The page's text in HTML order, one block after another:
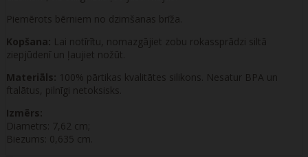
Piemērots bērniem no dzimšanas brīža.
Kopšana: Lai notīrītu, nomazgājiet zobu rokassprādzi siltā
ziepjūdenī un ļaujiet nožūt.
Materiāls: 100% pārtikas kvalitātes silikons. Nesatur BPA un
ftalātus, pilnīgi netoksisks.
Izmērs:
Diametrs: 7,62 cm;
Biezums: 0,635 cm.